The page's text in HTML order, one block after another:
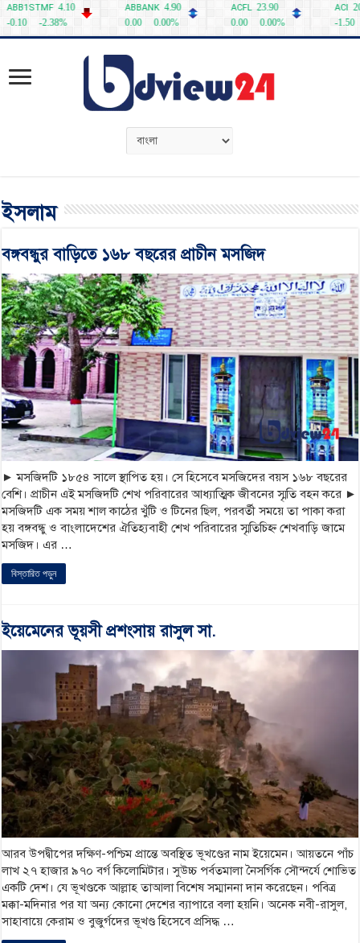
ইসলাম
বঙ্গবন্ধুর বাড়িতে ১৬৮ বছরের প্রাচীন মসজিদ
► মসজিদটি ১৮৫৪ সালে স্থাপিত হয়। সে হিসেবে মসজিদের বয়স ১৬৮ বছরের
বেশি। প্রাচীন এই মসজিদটি শেখ পরিবারের আধ্যাত্মিক জীবনের স্মৃতি বহন করে ►
মসজিদটি এক সময় শাল কাঠের খুঁটি ও টিনের ছিল, পরবর্তী সময়ে তা পাকা করা
হয় বঙ্গবন্ধু ও বাংলাদেশের ঐতিহ্যবাহী শেখ পরিবারের স্মৃতিচিহ্ন শেখবাড়ি জামে
মসজিদ। এর …
বিস্তারিত পড়ুন
ইয়েমেনের ভূয়সী প্রশংসায় রাসুল সা.
আরব উপদ্বীপের দক্ষিণ-পশ্চিম প্রান্তে অবস্থিত ভূখণ্ডের নাম ইয়েমেন। আয়তনে পাঁচ
লাখ ২৭ হাজার ৯৭০ বর্গ কিলোমিটার। সুউচ্চ পর্বতমালা নৈসর্গিক সৌন্দর্যে শোভিত
একটি দেশ। যে ভূখণ্ডকে আল্লাহ তাআলা বিশেষ সম্মাননা দান করেছেন। পবিত্র
মক্কা-মদিনার পর যা অন্য কোনো দেশের ব্যাপারে বলা হয়নি। অনেক নবী-রাসুল,
সাহাবায়ে কেরাম ও বুজুর্গদের ভূখণ্ড হিসেবে প্রসিদ্ধ …